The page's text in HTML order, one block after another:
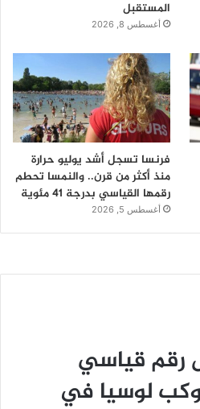
المستقبل
أغسطس 8, 2026
فرنسا تسجل أشد يوليو حرارة
منذ أكثر من قرن.. والنمسا تحطم
رقمها القياسي بدرجة 41 مئوية
أغسطس 5, 2026